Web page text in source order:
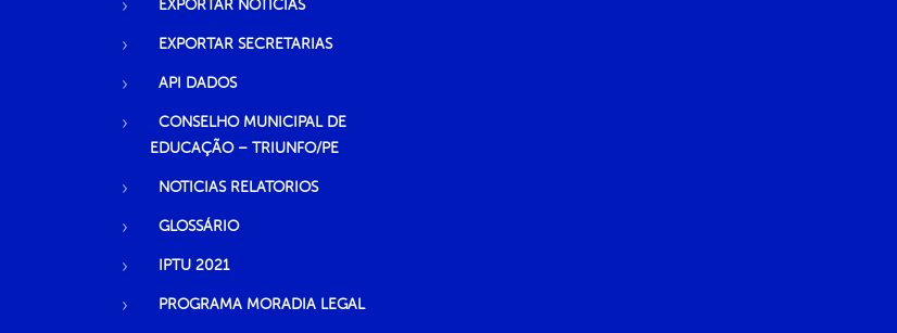
EXPORTAR NOTÍCIAS
EXPORTAR SECRETARIAS
API DADOS
CONSELHO MUNICIPAL DE
EDUCAÇÃO – TRIUNFO/PE
NOTICIAS RELATORIOS
GLOSSÁRIO
IPTU 2021
PROGRAMA MORADIA LEGAL